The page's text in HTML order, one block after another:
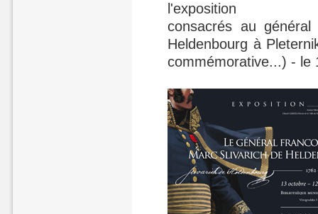
l'exposition
consacrés au
Heldenbourg à
commémorative...) - le